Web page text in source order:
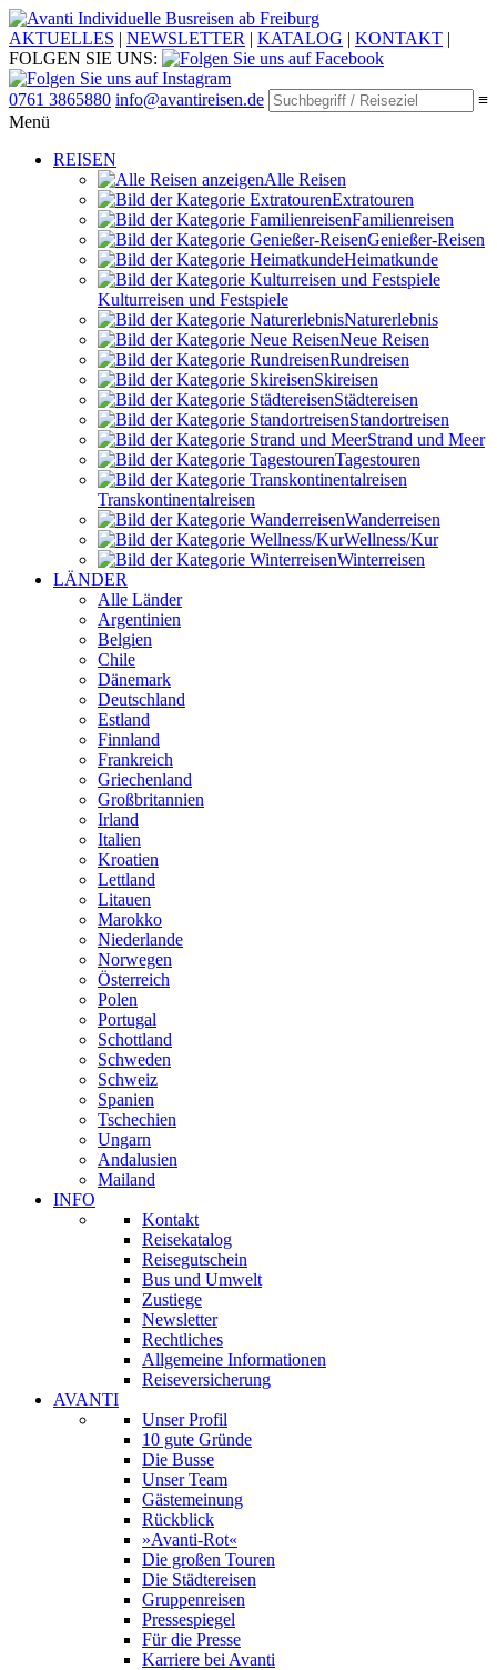
Individuelle Busreisen ab Freiburg
AKTUELLES | NEWSLETTER | KATALOG | KONTAKT |
FOLGEN SIE UNS:
0761 3865880 info@avantireisen.de
≡
Menü
REISEN
Alle Reisen
Extratouren
Familien­reisen
Genießer-Reisen
Heimatkunde
Kultur­reisen und Festspiele
Naturerlebnis
Neue Reisen
Rund­reisen
Ski­reisen
Städte­reisen
Standort­reisen
Strand und Meer
Tagestouren
Transkontinental­reisen
Wander­reisen
Wellness/Kur
Winter­reisen
LÄNDER
Alle Länder
Argentinien
Belgien
Chile
Dänemark
Deutschland
Estland
Finnland
Frankreich
Griechenland
Großbritannien
Irland
Italien
Kroatien
Lettland
Litauen
Marokko
Niederlande
Norwegen
Österreich
Polen
Portugal
Schottland
Schweden
Schweiz
Spanien
Tschechien
Ungarn
Andalusien
Mailand
INFO
Kontakt
Reisekatalog
Reisegutschein
Bus und Umwelt
Zustiege
Newsletter
Rechtliches
Allgemeine Informationen
Reiseversicherung
AVANTI
Unser Profil
10 gute Gründe
Die Busse
Unser Team
Gästemeinung
Rückblick
»Avanti-Rot«
Die großen Touren
Die Städtereisen
Gruppenreisen
Pressespiegel
Für die Presse
Karriere bei Avanti